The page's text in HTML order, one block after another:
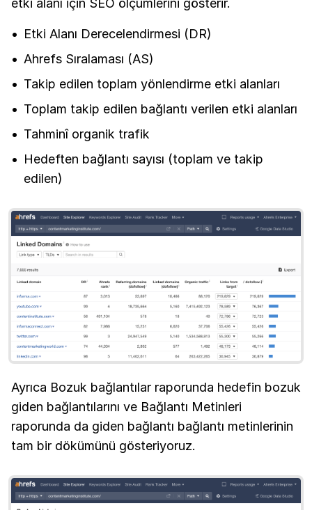
etki alanı için SEO ölçümlerini gösterir.
Etki Alanı Derecelendirmesi (DR)
Ahrefs Sıralaması (AS)
Takip edilen toplam yönlendirme etki alanları
Toplam takip edilen bağlantı verilen etki alanları
Tahminî organik trafik
Hedeften bağlantı sayısı (toplam ve takip
edilen)
Ayrıca Bozuk bağlantılar raporunda hedefin bozuk
giden bağlantılarını ve Bağlantı Metinleri
raporunda da giden bağlantı bağlantı metinlerinin
tam bir dökümünü gösteriyoruz.